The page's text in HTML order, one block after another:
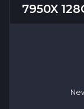
7950X